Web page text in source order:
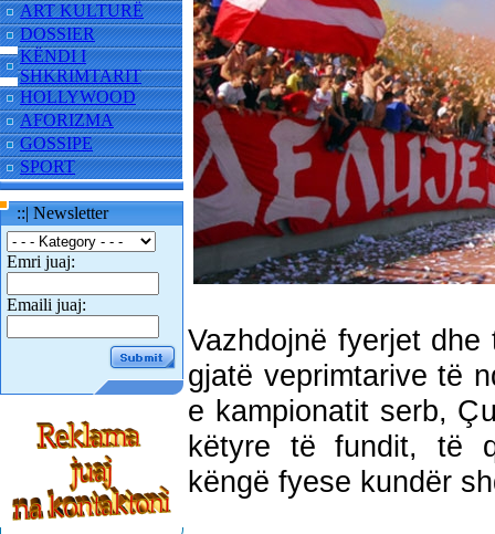
ART KULTURË
DOSSIER
KËNDI I
SHKRIMTARIT
HOLLYWOOD
AFORIZMA
GOSSIPE
SPORT
::| Newsletter
Emri juaj:
Emaili juaj:
Vazhdojnë fyerjet
gjatë veprimtarive të
e kampionatit serb,
këtyre të fundit, të
këngë fyese kundër